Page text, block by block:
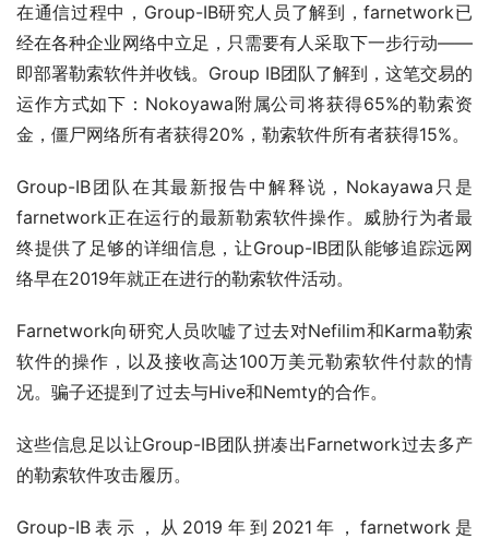
在通信过程中，Group-IB研究人员了解到，farnetwork已
经在各种企业网络中立足，只需要有人采取下一步行动——
即部署勒索软件并收钱。Group IB团队了解到，这笔交易的
运作方式如下：Nokoyawa附属公司将获得65%的勒索资
金，僵尸网络所有者获得20%，勒索软件所有者获得15%。
Group-IB团队在其最新报告中解释说，Nokayawa只是
farnetwork正在运行的最新勒索软件操作。威胁行为者最
终提供了足够的详细信息，让Group-IB团队能够追踪远网
络早在2019年就正在进行的勒索软件活动。
Farnetwork向研究人员吹嘘了过去对Nefilim和Karma勒索
软件的操作，以及接收高达100万美元勒索软件付款的情
况。骗子还提到了过去与Hive和Nemty的合作。
这些信息足以让Group-IB团队拼凑出Farnetwork过去多产
的勒索软件攻击履历。
Group-IB表示，从2019年到2021年，farnetwork是